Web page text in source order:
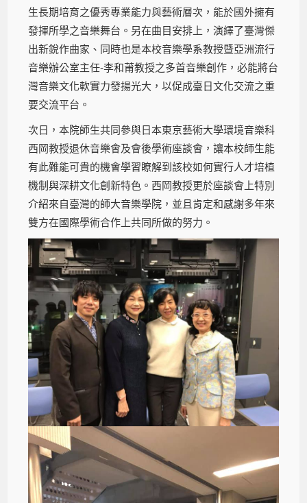
生長期培育之優秀專業能力與藝術層次，能於國外擁有
發揮所學之音樂舞台。另在曲目安排上，演繹了臺灣傑
出新銳作曲家、同時也是本校音樂學系教授暨亞洲流行
音樂辦公室主任-李和莆教授之多首音樂創作，必能將台
灣音樂文化軟實力發揚光大，以促成臺日文化交流之重
要交流平台。
次日，本院師生共同參與日本東京藝術大學環境音樂科
西岡教授退休音樂會及會後學術座談會，讓本校師生能
有此難能可貴的機會學習瞭解到該校如何實行人才培植
機制與深耕文化創新特色。西岡教授更於座談會上特別
介紹來自臺灣的師大音樂學院，並且肯定和感謝多年來
雙方在國際學術合作上共同所做的努力。